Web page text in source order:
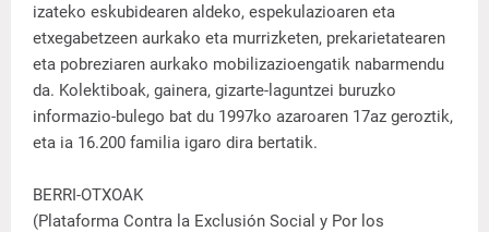
izateko eskubidearen aldeko, espekulazioaren eta
etxegabetzeen aurkako eta murrizketen, prekarietatearen
eta pobreziaren aurkako mobilizazioengatik nabarmendu
da. Kolektiboak, gainera, gizarte-laguntzei buruzko
informazio-bulego bat du 1997ko azaroaren 17az geroztik,
eta ia 16.200 familia igaro dira bertatik.
BERRI-OTXOAK
(Plataforma Contra la Exclusión Social y Por los